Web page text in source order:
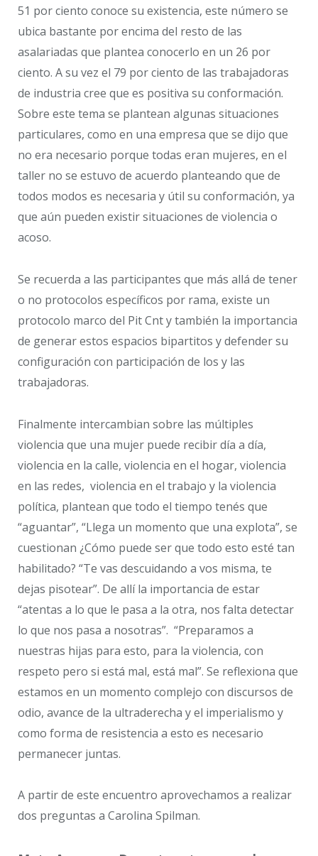
51 por ciento conoce su existencia, este número se
ubica bastante por encima del resto de las
asalariadas que plantea conocerlo en un 26 por
ciento. A su vez el 79 por ciento de las trabajadoras
de industria cree que es positiva su conformación.
Sobre este tema se plantean algunas situaciones
particulares, como en una empresa que se dijo que
no era necesario porque todas eran mujeres, en el
taller no se estuvo de acuerdo planteando que de
todos modos es necesaria y útil su conformación, ya
que aún pueden existir situaciones de violencia o
acoso.
Se recuerda a las participantes que más allá de tener
o no protocolos específicos por rama, existe un
protocolo marco del Pit Cnt y también la importancia
de generar estos espacios bipartitos y defender su
configuración con participación de los y las
trabajadoras.
Finalmente intercambian sobre las múltiples
violencia que una mujer puede recibir día a día,
violencia en la calle, violencia en el hogar, violencia
en las redes, violencia en el trabajo y la violencia
política, plantean que todo el tiempo tenés que
“aguantar”, “Llega un momento que una explota”, se
cuestionan ¿Cómo puede ser que todo esto esté tan
habilitado? “Te vas descuidando a vos misma, te
dejas pisotear”. De allí la importancia de estar
“atentas a lo que le pasa a la otra, nos falta detectar
lo que nos pasa a nosotras”. “Preparamos a
nuestras hijas para esto, para la violencia, con
respeto pero si está mal, está mal”. Se reflexiona que
estamos en un momento complejo con discursos de
odio, avance de la ultraderecha y el imperialismo y
como forma de resistencia a esto es necesario
permanecer juntas.
A partir de este encuentro aprovechamos a realizar
dos preguntas a Carolina Spilman.